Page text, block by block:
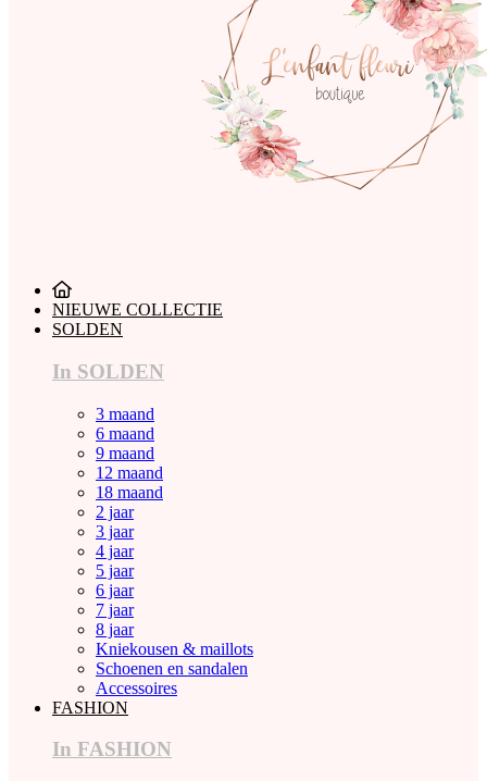
NIEUWE COLLECTIE
SOLDEN
In SOLDEN
3 maand
6 maand
9 maand
12 maand
18 maand
2 jaar
3 jaar
4 jaar
5 jaar
6 jaar
7 jaar
8 jaar
Kniekousen & maillots
Schoenen en sandalen
Accessoires
FASHION
In FASHION